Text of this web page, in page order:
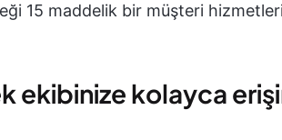
15 maddelik bir müşteri
ekibinize kolayca